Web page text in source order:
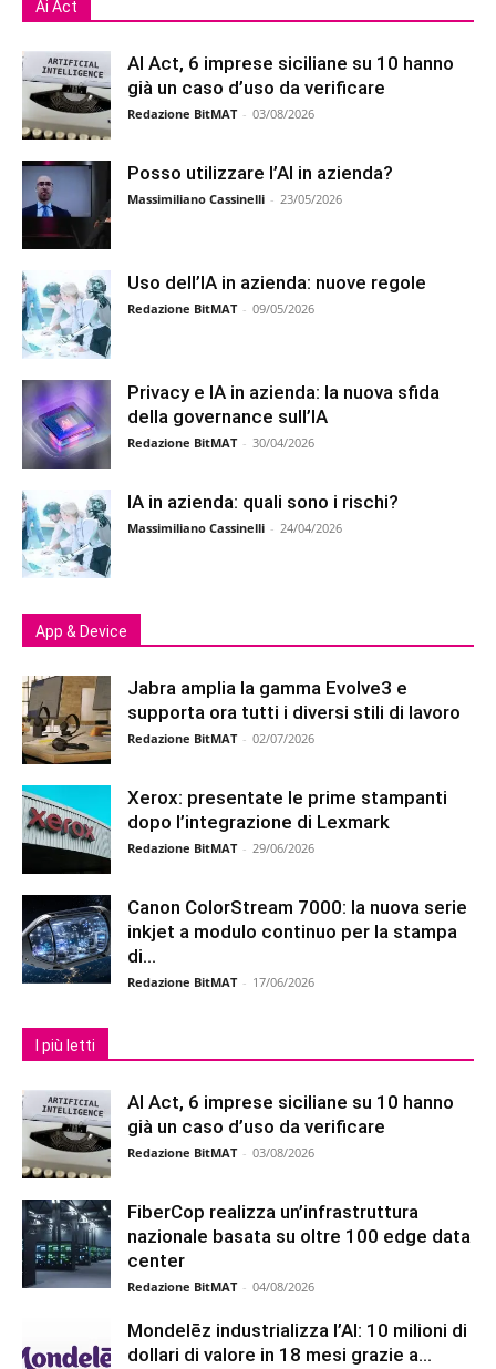
Ai Act
AI Act, 6 imprese siciliane su 10 hanno
già un caso d’uso da verificare
Redazione BitMAT - 03/08/2026
Posso utilizzare l’AI in azienda?
Massimiliano Cassinelli - 23/05/2026
Uso dell’IA in azienda: nuove regole
Redazione BitMAT - 09/05/2026
Privacy e IA in azienda: la nuova sfida
della governance sull’IA
Redazione BitMAT - 30/04/2026
IA in azienda: quali sono i rischi?
Massimiliano Cassinelli - 24/04/2026
App & Device
Jabra amplia la gamma Evolve3 e
supporta ora tutti i diversi stili di lavoro
Redazione BitMAT - 02/07/2026
Xerox: presentate le prime stampanti
dopo l’integrazione di Lexmark
Redazione BitMAT - 29/06/2026
Canon ColorStream 7000: la nuova serie
inkjet a modulo continuo per la stampa
di...
Redazione BitMAT - 17/06/2026
I più letti
AI Act, 6 imprese siciliane su 10 hanno
già un caso d’uso da verificare
Redazione BitMAT - 03/08/2026
FiberCop realizza un’infrastruttura
nazionale basata su oltre 100 edge data
center
Redazione BitMAT - 04/08/2026
Mondelēz industrializza l’AI: 10 milioni di
dollari di valore in 18 mesi grazie a...